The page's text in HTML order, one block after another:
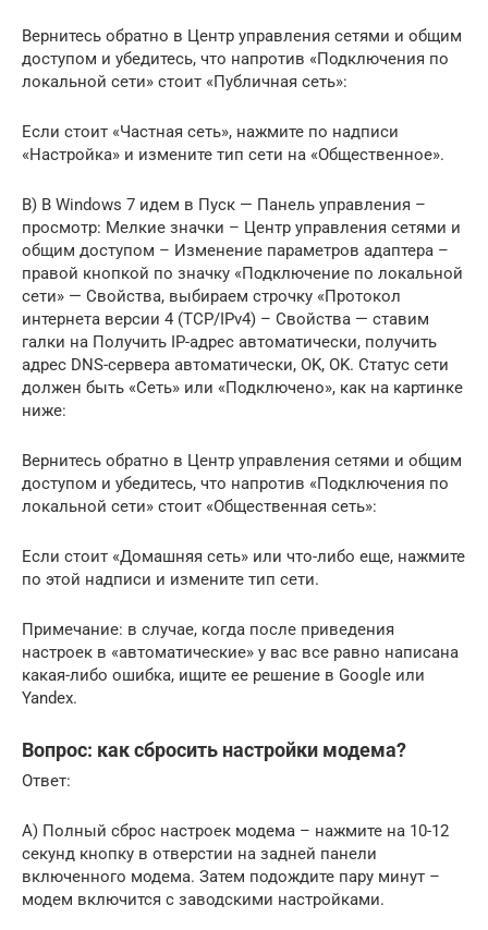
Вернитесь обратно в Центр управления сетями и общим
доступом и убедитесь, что напротив «Подключения по
локальной сети» стоит «Публичная сеть»:
Если стоит «Частная сеть», нажмите по надписи
«Настройка» и измените тип сети на «Общественное».
В) В Windows 7 идем в Пуск — Панель управления –
просмотр: Мелкие значки – Центр управления сетями и
общим доступом – Изменение параметров адаптера –
правой кнопкой по значку «Подключение по локальной
сети» — Свойства, выбираем строчку «Протокол
интернета версии 4 (TCP/IPv4) – Свойства — ставим
галки на Получить IP-адрес автоматически, получить
адрес DNS-сервера автоматически, OK, OK. Статус сети
должен быть «Сеть» или «Подключено», как на картинке
ниже:
Вернитесь обратно в Центр управления сетями и общим
доступом и убедитесь, что напротив «Подключения по
локальной сети» стоит «Общественная сеть»:
Если стоит «Домашняя сеть» или что-либо еще, нажмите
по этой надписи и измените тип сети.
Примечание: в случае, когда после приведения
настроек в «автоматические» у вас все равно написана
какая-либо ошибка, ищите ее решение в Google или
Yandex.
Вопрос: как сбросить настройки модема?
Ответ:
А) Полный сброс настроек модема – нажмите на 10-12
секунд кнопку в отверстии на задней панели
включенного модема. Затем подождите пару минут –
модем включится с заводскими настройками.